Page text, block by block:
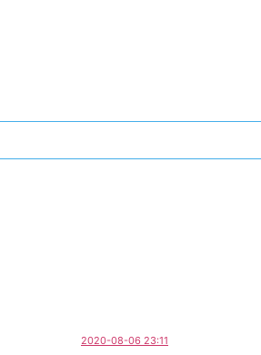
2020-08-06 23:11